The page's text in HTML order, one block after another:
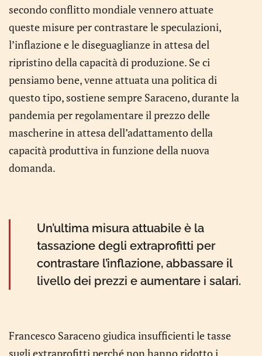
secondo conflitto mondiale vennero attuate
queste misure per contrastare le speculazioni,
l’inflazione e le diseguaglianze in attesa del
ripristino della capacità di produzione. Se ci
pensiamo bene, venne attuata una politica di
questo tipo, sostiene sempre Saraceno, durante la
pandemia per regolamentare il prezzo delle
mascherine in attesa dell’adattamento della
capacità produttiva in funzione della nuova
domanda.
Un’ultima misura attuabile è la
tassazione degli extraprofitti per
contrastare l’inflazione, abbassare il
livello dei prezzi e aumentare i salari.
Francesco Saraceno giudica insufficienti le tasse
sugli extraprofitti perché non hanno ridotto i